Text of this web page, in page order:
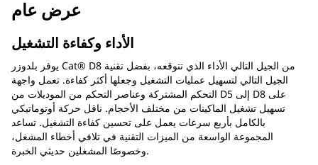
عرض عام
الأداء وكفاءة التشغيل
يوفر بلدوزر Cat® D8 من الجيل التالي الأداء الذي تتوقعه، بفضل تقنية
الجيل التالي لتسهيل عمليات التشغيل وجعلها أكثر كفاءة. تعمل واجهة
التحكم المشتركة وعناصر التحكم من الموديلات من D5 إلى D8 على
تسهيل تشغيل الماكينات من مختلف الأحجام. ناقل حركة أوتوماتيكي
بالكامل بأربع سرعات يعمل على تحسين كفاءة التشغيل. تساعد
المجموعة الواسعة من الميزات التقنية في تلافي أخطاء المشغل،
وخصوصًا المشغلين حديثي الخبرة.